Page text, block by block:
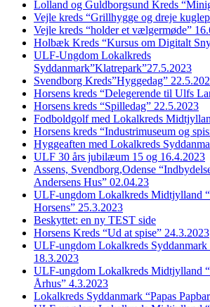
Lolland og Guldborgsund Kreds
Vejle kreds “Grillhygge og dreje
Vejle kreds “holder et vælgermøde”
Holbæk Kreds “Kursus om Digitalt
ULF-Ungdom Lokalkreds
Syddanmark”Klatrepark”27.5.2023
Svendborg Kreds”Hyggedag”
Horsens kreds “Delegerende til Ulfs
Horsens kreds “Spilledag” 22.5.2023
Fodboldgolf med Lokalkreds
Horsens kreds “Industrimuseum og
Hyggeaften med Lokalkreds
ULF 30 års jubilæum 15 og 16.4.2023
Assens, Svendborg,Odense
Andersens Hus” 02.04.23
ULF-ungdom Lokalkreds Midtjylland
Horsens” 25.3.2023
Beskyttet: en ny TEST side
Horsens Kreds “Ud at spise” 24.3.2023
ULF-ungdom Lokalkreds Syddanmark
18.3.2023
ULF-ungdom Lokalkreds Midtjylland
Århus” 4.3.2023
Lokalkreds Syddanmark “Papas